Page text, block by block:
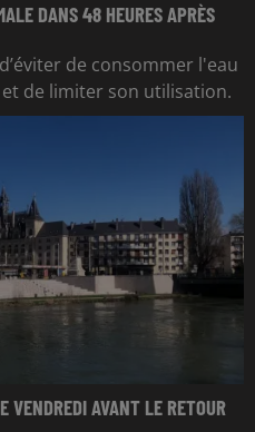
DANS 48 HEURES APRÈS
de consommer l'eau
de limiter son utilisation.
VENDREDI AVANT LE RETOUR